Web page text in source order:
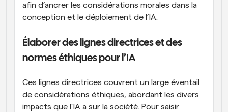
afin d’ancrer les considérations morales dans la
conception et le déploiement de l’IA.
Élaborer des lignes directrices et des
normes éthiques pour l’IA
Ces lignes directrices couvrent un large éventail
de considérations éthiques, abordant les divers
impacts que l’IA a sur la société. Pour saisir